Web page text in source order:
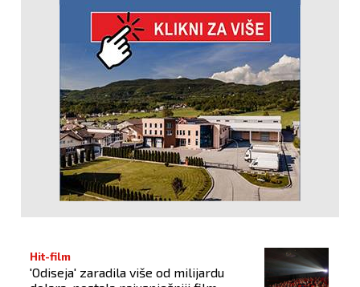
Hit-film
'Odiseja' zaradila više od milijardu